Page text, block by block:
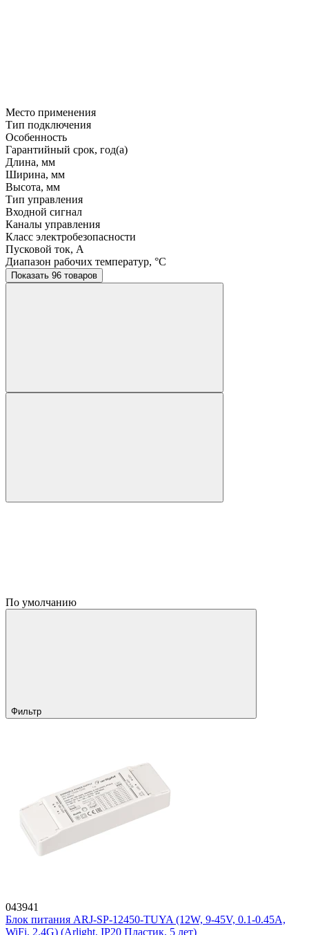
Место применения
Тип подключения
Особенность
Гарантийный срок, год(а)
Длина, мм
Ширина, мм
Высота, мм
Тип управления
Входной сигнал
Каналы управления
Класс электробезопасности
Пусковой ток, A
Диапазон рабочих температур, °C
Показать 96 товаров
По умолчанию
Фильтр
043941
Блок питания ARJ-SP-12450-TUYA (12W, 9-45V, 0.1-0.45A,
WiFi, 2.4G) (Arlight, IP20 Пластик, 5 лет)